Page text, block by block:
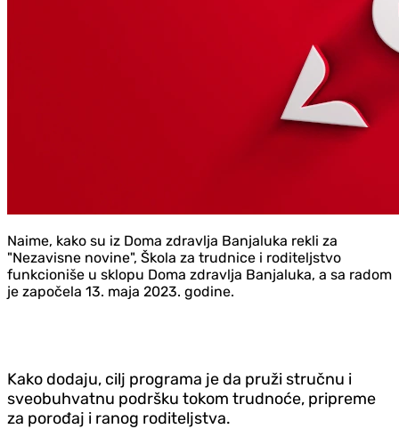
Naime, kako su iz Doma zdravlja Banjaluka rekli za
"Nezavisne novine", Škola za trudnice i roditeljstvo
funkcioniše u sklopu Doma zdravlja Banjaluka, a sa radom
je započela 13. maja 2023. godine.
Kako dodaju, cilj programa je da pruži stručnu i
sveobuhvatnu podršku tokom trudnoće, pripreme
za porođaj i ranog roditeljstva.